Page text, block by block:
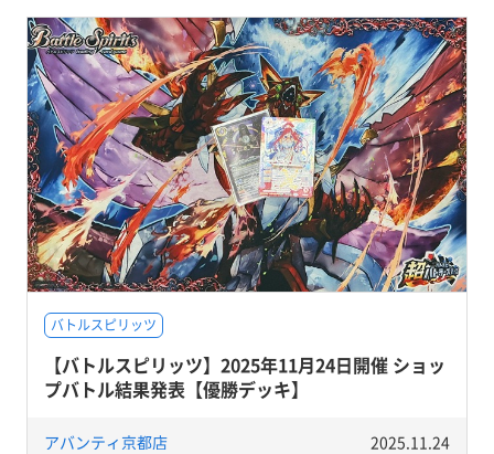
バトルスピリッツ
【バトルスピリッツ】2025年11月24日開催 ショッ
プバトル結果発表【優勝デッキ】
アバンティ京都店 2025.11.24